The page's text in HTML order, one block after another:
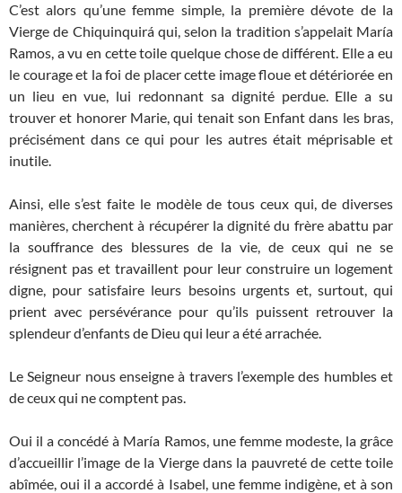
C’est alors qu’une femme simple, la première dévote de la
Vierge de Chiquinquirá qui, selon la tradition s’appelait María
Ramos, a vu en cette toile quelque chose de différent. Elle a eu
le courage et la foi de placer cette image floue et détériorée en
un lieu en vue, lui redonnant sa dignité perdue. Elle a su
trouver et honorer Marie, qui tenait son Enfant dans les bras,
précisément dans ce qui pour les autres était méprisable et
inutile.
Ainsi, elle s’est faite le modèle de tous ceux qui, de diverses
manières, cherchent à récupérer la dignité du frère abattu par
la souffrance des blessures de la vie, de ceux qui ne se
résignent pas et travaillent pour leur construire un logement
digne, pour satisfaire leurs besoins urgents et, surtout, qui
prient avec persévérance pour qu’ils puissent retrouver la
splendeur d’enfants de Dieu qui leur a été arrachée.
Le Seigneur nous enseigne à travers l’exemple des humbles et
de ceux qui ne comptent pas.
Oui il a concédé à María Ramos, une femme modeste, la grâce
d’accueillir l’image de la Vierge dans la pauvreté de cette toile
abîmée, oui il a accordé à Isabel, une femme indigène, et à son